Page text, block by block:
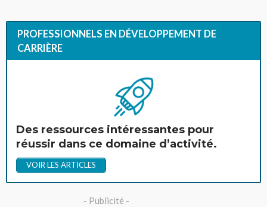
PROFESSIONNELS EN DÉVELOPPEMENT DE
CARRIÈRE
Des ressources intéressantes pour
réussir dans ce domaine d’activité.
VOIR LES ARTICLES
- Publicité -